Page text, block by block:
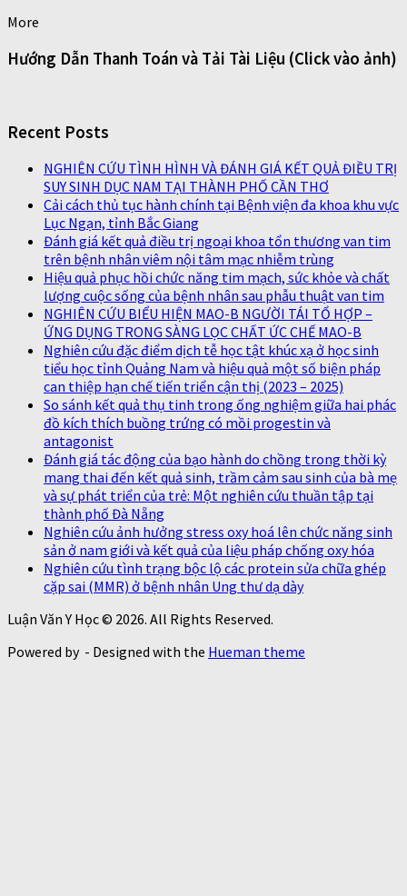
More
Hướng Dẫn Thanh Toán và Tải Tài Liệu (Click vào ảnh)
Recent Posts
NGHIÊN CỨU TÌNH HÌNH VÀ ĐÁNH GIÁ KẾT QUẢ ĐIỀU TRỊ
SUY SINH DỤC NAM TẠI THÀNH PHỐ CẦN THƠ
Cải cách thủ tục hành chính tại Bệnh viện đa khoa khu vực
Lục Ngạn, tỉnh Bắc Giang
Đánh giá kết quả điều trị ngoại khoa tổn thương van tim
trên bệnh nhân viêm nội tâm mạc nhiễm trùng
Hiệu quả phục hồi chức năng tim mạch, sức khỏe và chất
lượng cuộc sống của bệnh nhân sau phẫu thuật van tim
NGHIÊN CỨU BIỂU HIỆN MAO-B NGƯỜI TÁI TỔ HỢP –
ỨNG DỤNG TRONG SÀNG LỌC CHẤT ỨC CHẾ MAO-B
Nghiên cứu đặc điểm dịch tễ học tật khúc xạ ở học sinh
tiểu học tỉnh Quảng Nam và hiệu quả một số biện pháp
can thiệp hạn chế tiến triển cận thị (2023 – 2025)
So sánh kết quả thụ tinh trong ống nghiệm giữa hai phác
đồ kích thích buồng trứng có mồi progestin và
antagonist
Đánh giá tác động của bạo hành do chồng trong thời kỳ
mang thai đến kết quả sinh, trầm cảm sau sinh của bà mẹ
và sự phát triển của trẻ: Một nghiên cứu thuần tập tại
thành phố Đà Nẵng
Nghiên cứu ảnh hưởng stress oxy hoá lên chức năng sinh
sản ở nam giới và kết quả của liệu pháp chống oxy hóa
Nghiên cứu tình trạng bộc lộ các protein sửa chữa ghép
cặp sai (MMR) ở bệnh nhân Ung thư dạ dày
Luận Văn Y Học © 2026. All Rights Reserved.
Powered by - Designed with the Hueman theme